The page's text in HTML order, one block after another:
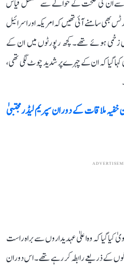
سے ان کی صحت کے حوالے سے مسلسل قیاس
بھی سامنے آئی تھیں کہ امریکہ اور اسرائیل
زخمی ہوئے تھے۔ کچھ رپورٹوں میں ان کے
کہا گیا کہ ان کے چہرے پر شدید چوٹ لگی تھی،
خفیہ ملاقات کے دوران سپریم لیڈر مجتبیٰ
کیا گیا کہ وہ اعلیٰ عہدیداروں سے براہ راست
کے ذریعے رابطہ کر رہے تھے۔ اس دوران